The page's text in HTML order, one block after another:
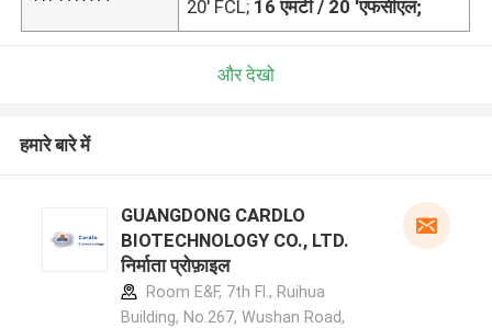
20' FCL; 16 एमटी / 20 'एफसीएल;
और देखो
हमारे बारे में
GUANGDONG CARDLO
BIOTECHNOLOGY CO., LTD.
निर्माता प्रोफ़ाइल
Room E&F, 7th Fl., Ruihua
Building, No.267, Wushan Road,